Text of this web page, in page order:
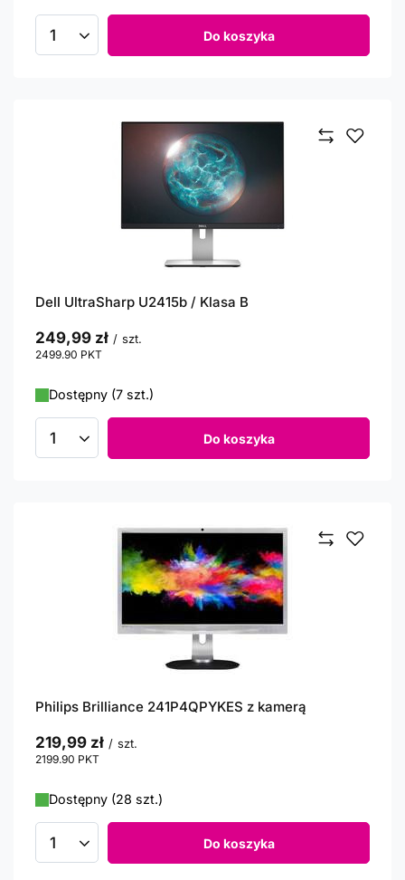
Ilość produktów Do koszyka
Dell UltraSharp U2415b / Klasa B
249,99 zł / szt.
2499.90 PKT
Dostępny (7 szt.)
Ilość produktów Do koszyka
Philips Brilliance 241P4QPYKES z kamerą
219,99 zł / szt.
2199.90 PKT
Dostępny (28 szt.)
Ilość produktów Do koszyka